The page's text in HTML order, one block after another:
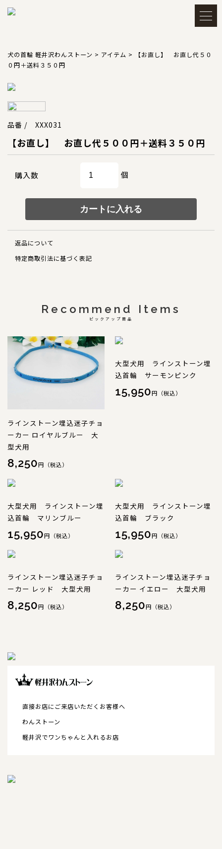
メルマガ登録・解除 アカウント
TOP
CATEGORY カテゴリー
犬の本革首輪
犬の本革リード
犬の本革ハーネス
犬の本革ハーフチョーク
ペットカート用ネームプレート
特注品
お直し
忌避剤
CORDINATE コーディネート
サイズについて
店舗情報
特注品について
お直しについて
犬の首輪 軽井沢わんストーン > アイテム >
【お直し】 お直し代５０
０円＋送料３５０円
品番 / XXX031
【お直し】 お直し代５００円＋送料３５０円
購入数 個
返品について
特定商取引法に基づく表記
Recommend Items
ピックアップ商品
ラインストーン埋込迷子チョ
ーカー ロイヤルブルー 大
型犬用
8,250円（税込）
大型犬用 ラインストーン埋
込首輪 サーモンピンク
15,950円（税込）
大型犬用 ラインストーン埋
込首輪 マリンブルー
15,950円（税込）
大型犬用 ラインストーン埋
込首輪 ブラック
15,950円（税込）
ラインストーン埋込迷子チョ
ーカー レッド 大型犬用
8,250円（税込）
ラインストーン埋込迷子チョ
ーカー イエロー 大型犬用
8,250円（税込）
直接お店にご来店いただくお客様へ
わんストーン
軽井沢でワンちゃんと入れるお店